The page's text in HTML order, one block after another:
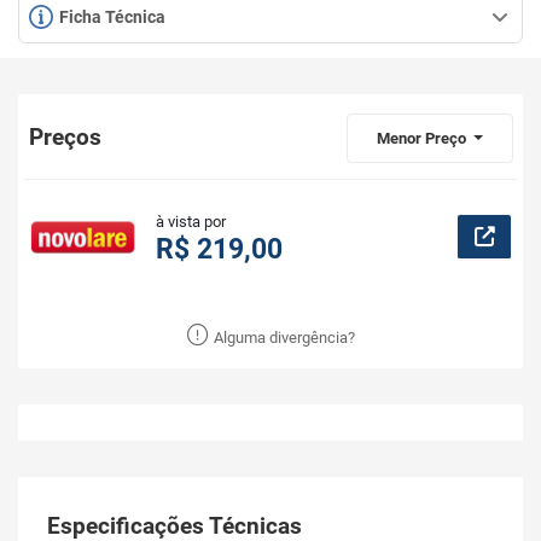
Ficha Técnica
Preços Menor Preço
à vista por
R$ 219,00
Alguma divergência?
Especificações Técnicas